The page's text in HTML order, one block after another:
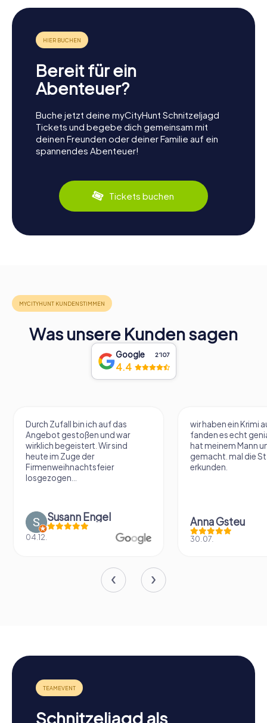
Bereit für ein
Abenteuer?
Buche jetzt deine myCityHunt Schnitzeljagd
Tickets und begebe dich gemeinsam mit
deinen Freunden oder deiner Familie auf ein
spannendes Abenteuer!
Tickets buchen
Was unsere Kunden sagen
Google 2‘107
4.4
Durch Zufall bin ich auf das
Angebot gestoßen und war
wirklich begeistert. Wir sind
heute im Zuge der
Firmenweihnachtsfeier
losgezogen...
Susann Engel
04.12.
wir haben ein Krimi
fanden es echt
hat meinem Mann
gemacht. mal die
erkunden.
Anna Gsteu
30.07.
Schnitzeljagd als